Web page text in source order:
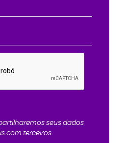
seus dados
com terceiros.